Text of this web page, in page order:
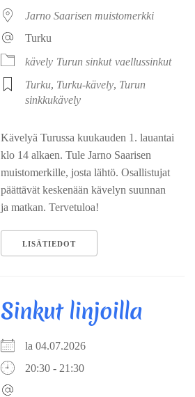
Jarno Saarisen muistomerkki
Turku
kävely Turun sinkut vaellussinkut
Turku, Turku-kävely, Turun
sinkkukävely
Kävelyä Turussa kuukauden 1. lauantai
klo 14 alkaen. Tule Jarno Saarisen
muistomerkille, josta lähtö. Osallistujat
päättävät keskenään kävelyn suunnan
ja matkan. Tervetuloa!
LISÄTIEDOT
Sinkut linjoilla
la 04.07.2026
20:30 - 21:30